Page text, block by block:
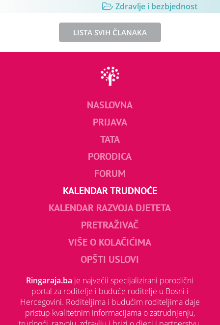
Zdravlje i bezbjednost
LISTA SVIH ČLANAKA
NASLOVNA
PRIJAVA
TATA
PORODICA
FORUM
KALENDAR TRUDNOĆE
KALENDAR RAZVOJA DJETETA
PRETRAŽIVAČ
VIŠE O KOLAČIĆIMA
OPŠTI USLOVI
Ringaraja.ba je najvećii specijalizirani porodični
portal za roditelje i buduće roditelje u Bosni i
Hercegovini. Roditeljima i budućim roditeljima daje
pristup kvalitetnim informacijama o zatrudnjenju,